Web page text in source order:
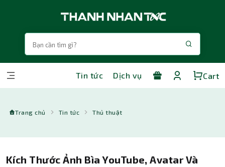
Tin tức Dịch vụ Cart
Trang chủ Tin tức Thủ thuật
Kích Thước Ảnh Bìa YouTube, Avatar Và